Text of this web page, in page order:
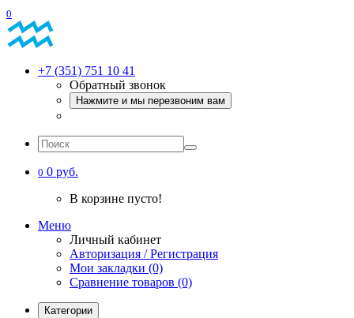
0
+7 (351) 751 10 41
Обратный звонок
Нажмите и мы перезвоним вам
0 0 руб.
В корзине пусто!
Меню
Личный кабинет
Авторизация / Регистрация
Мои закладки (0)
Сравнение товаров (0)
Категории